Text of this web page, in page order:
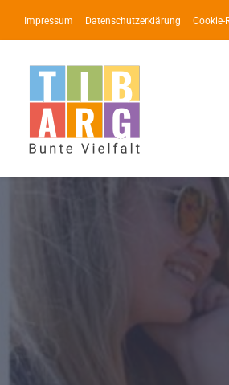
Inhalt
springen
Impressum Datenschutzerklärung Cookie-